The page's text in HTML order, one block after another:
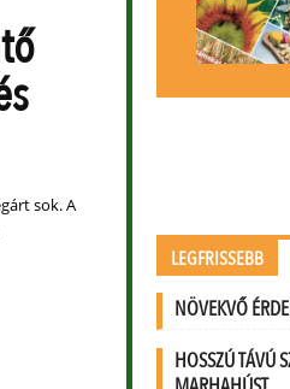
sok. A
LEGFRISSEBB
NÖVEKVŐ
HOSSZÚ TÁVÚ